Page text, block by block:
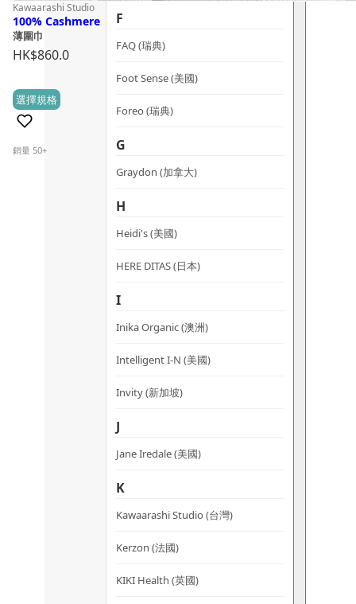
F
FAQ (瑞典)
Foot Sense (美國)
Foreo (瑞典)
G
Graydon (加拿大)
H
Heidi's (美國)
HERE DITAS (日本)
I
Inika Organic (澳洲)
Intelligent I-N (美國)
Invity (新加坡)
J
Jane Iredale (美國)
K
Kawaarashi Studio (台灣)
Kerzon (法國)
KIKI Health (英國)
Kawaarashi Studio
100% Cashmere
薄圍巾
HK$860.0
(0)
銷量 50+
選擇規格This